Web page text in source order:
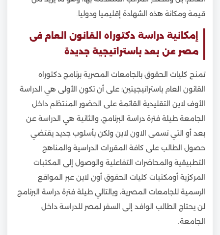
قيمة ومكانة هذه الشهادة إقليميا ودوليا.
إمكانية دراسة دكتوراه القانون العام فى
مصر عن بعد باستراتيجية جديدة
تمنح كليات الحقوق بالجامعات المصرية برنامج دكتوراه
القانون العام باستراتيجيتين؛ على أن تكون الأولى هي الدراسة
الأوف لاين التقليدية القائمة على الحضور المنتظم داخل
الجامعة طيلة فترة دراسة البرنامج، والثانية هي الدراسة عن
بعد أو التي تسمى الاون لاين ولكن بأسلوب جديد يقتضي
حصول الطالب على كافة المقررات الدراسية والمناهج
التطبيقية والمحاضرات التفاعلية والوصول إلى المكتبات
المركزية أومكتبات كليات الحقوق أون لاين عبر المواقع
الرسمية للجامعات المصرية، وبالتالي طيلة فترة دراسة البرنامج
لن يحتاج الطالب الوافد إلى السفر لمصر للدراسة داخل
الجامعة.